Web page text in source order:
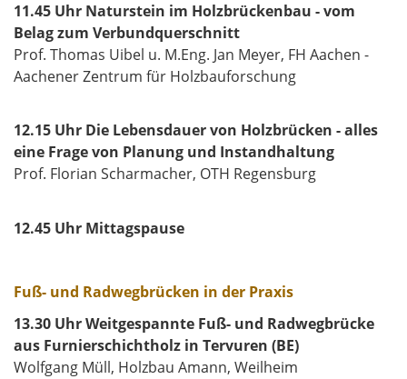
11.45 Uhr Naturstein im Holzbrückenbau - vom
Belag zum Verbundquerschnitt
Prof. Thomas Uibel u. M.Eng. Jan Meyer, FH Aachen -
Aachener Zentrum für Holzbauforschung
12.15 Uhr Die Lebensdauer von Holzbrücken - alles
eine Frage von Planung und Instandhaltung
Prof. Florian Scharmacher, OTH Regensburg
12.45 Uhr Mittagspause
Fuß- und Radwegbrücken in der Praxis
13.30 Uhr Weitgespannte Fuß- und Radwegbrücke
aus Furnierschichtholz in Tervuren (BE)
Wolfgang Müll, Holzbau Amann, Weilheim